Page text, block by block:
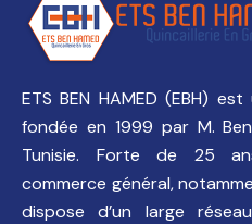
ETS BEN HAMED (EBH)
fondée en 1999 par M.
Tunisie. Forte de 25
commerce général,
dispose d’un large